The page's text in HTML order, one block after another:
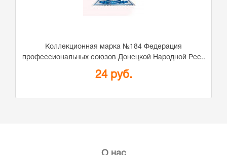
Коллекционная марка №184 Федерация
профессиональных союзов Донецкой Народной Рес..
24 руб.